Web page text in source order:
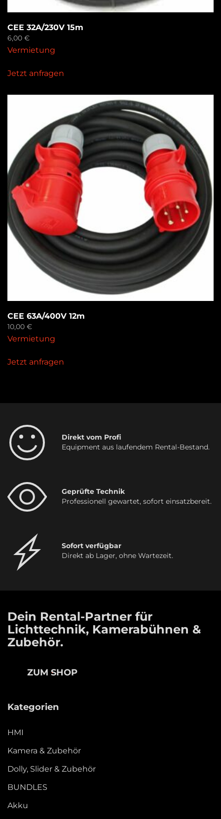
CEE 32A/230V 15m
6,00 €
Vermietung
Jetzt anfragen
CEE 63A/400V 12m
10,00 €
Vermietung
Jetzt anfragen
Direkt vom Profi
Equipment aus laufendem Rental-Bestand.
Geprüfte Technik
Professionell gewartet, sofort einsatzbereit.
Sofort verfügbar
Direkt ab Lager, ohne Wartezeit.
Dein Rental-Partner für
Lichttechnik, Kamerabühnen &
Zubehör.
ZUM SHOP
Kategorien
HMI
Kamera & Zubehör
Dolly, Slider & Zubehör
BUNDLES
Akku